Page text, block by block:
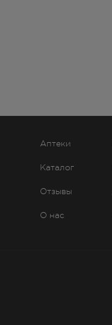
Аптеки
Каталог
Отзывы
О нас